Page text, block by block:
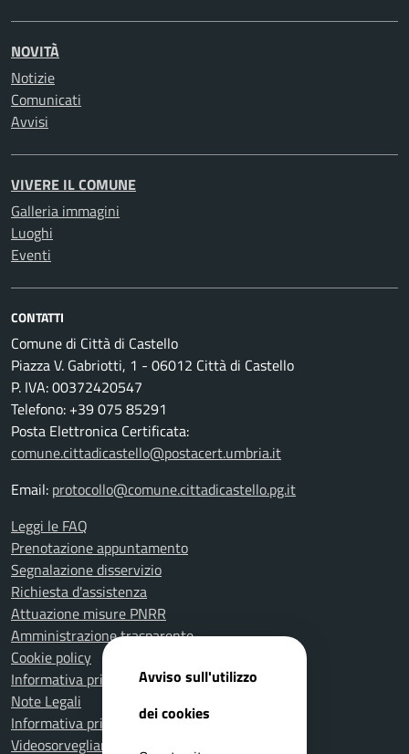
NOVITÀ
Notizie
Comunicati
Avvisi
VIVERE IL COMUNE
Galleria immagini
Luoghi
Eventi
CONTATTI
Comune di Città di Castello
Piazza V. Gabriotti, 1 - 06012 Città di Castello
P. IVA: 00372420547
Telefono: +39 075 85291
Posta Elettronica Certificata:
comune.cittadicastello@postacert.umbria.it
Email: protocollo@comune.cittadicastello.pg.it
Leggi le FAQ
Prenotazione appuntamento
Segnalazione disservizio
Richiesta d'assistenza
Attuazione misure PNRR
Amministrazione trasparente
Cookie policy
Informativa privacy
Note Legali
Informativa privacy Polizia Locale
Videosorveglianza e privacy
Avviso sull'utilizzo
dei cookies